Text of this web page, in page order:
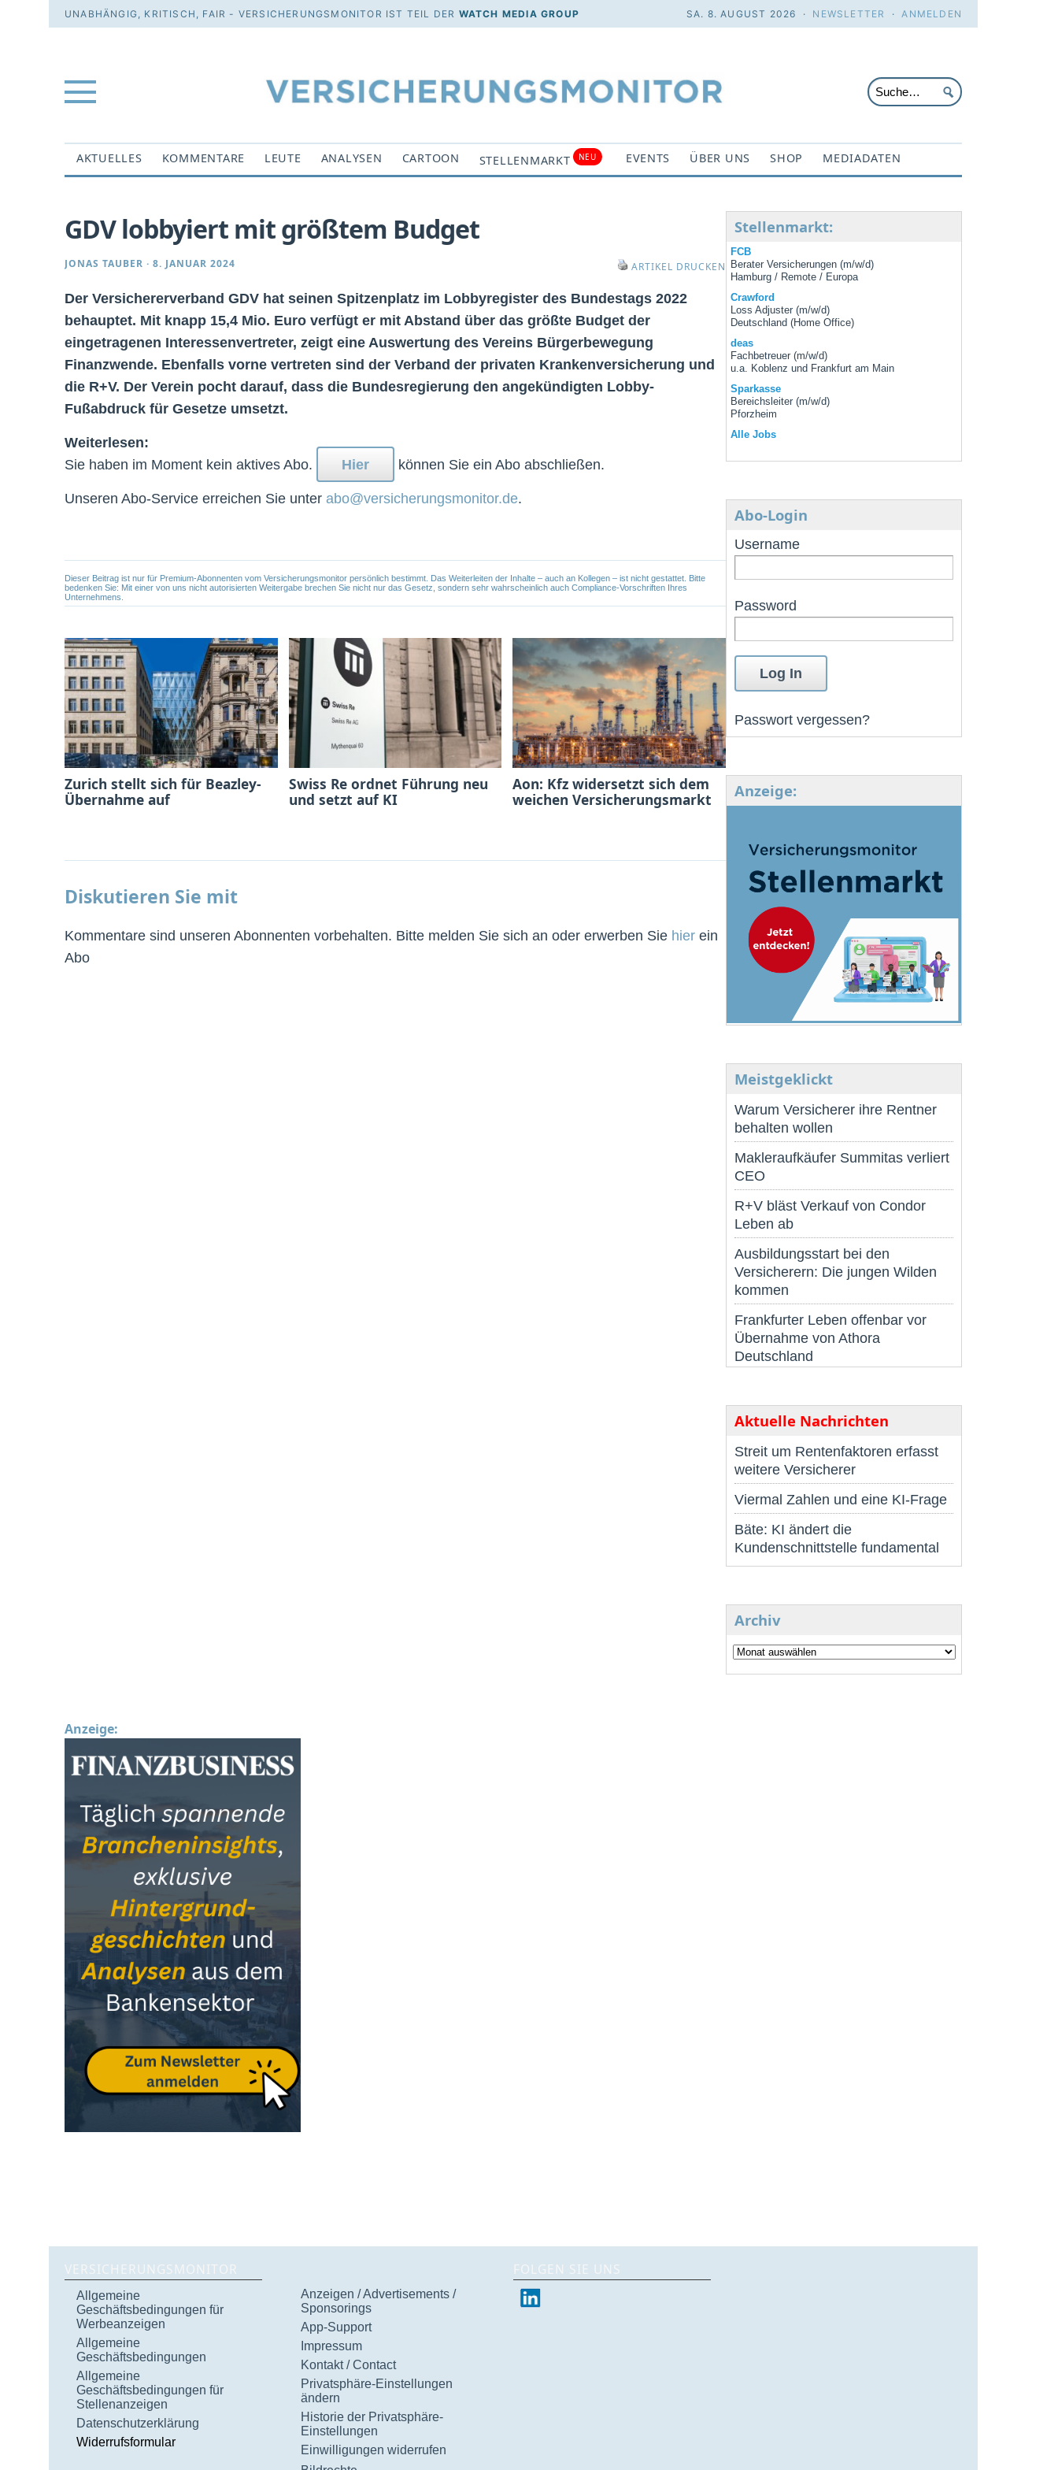
UNABHÄNGIG, KRITISCH, FAIR - VERSICHERUNGSMONITOR IST TEIL DER WATCH MEDIA GROUP SA. 8. AUGUST 2026 · NEWSLETTER ·ANMELDEN
AKTUELLES KOMMENTARE LEUTE ANALYSEN CARTOON STELLENMARKT NEU EVENTS ÜBER UNS SHOP MEDIADATEN
GDV lobbyiert mit größtem Budget
JONAS TAUBER · 8. JANUAR 2024 ARTIKEL DRUCKEN
Der Versichererverband GDV hat seinen Spitzenplatz im Lobbyregister des Bundestags 2022
behauptet. Mit knapp 15,4 Mio. Euro verfügt er mit Abstand über das größte Budget der
eingetragenen Interessenvertreter, zeigt eine Auswertung des Vereins Bürgerbewegung
Finanzwende. Ebenfalls vorne vertreten sind der Verband der privaten Krankenversicherung und
die R+V. Der Verein pocht darauf, dass die Bundesregierung den angekündigten Lobby-
Fußabdruck für Gesetze umsetzt.
Weiterlesen:
Sie haben im Moment kein aktives Abo.
Hier können Sie ein Abo abschließen.
Unseren Abo-Service erreichen Sie unter abo@versicherungsmonitor.de.
Dieser Beitrag ist nur für Premium-Abonnenten vom Versicherungsmonitor persönlich bestimmt. Das Weiterleiten der Inhalte – auch an Kollegen – ist nicht gestattet. Bitte
bedenken Sie: Mit einer von uns nicht autorisierten Weitergabe brechen Sie nicht nur das Gesetz, sondern sehr wahrscheinlich auch Compliance-Vorschriften Ihres
Unternehmens.
Zurich stellt sich für Beazley-
Übernahme auf
Swiss Re ordnet Führung neu
und setzt auf KI
Aon: Kfz widersetzt sich dem
weichen Versicherungsmarkt
Diskutieren Sie mit
Kommentare sind unseren Abonnenten vorbehalten. Bitte melden Sie sich an oder erwerben Sie hier ein
Abo
Stellenmarkt:
FCB
Berater Versicherungen (m/w/d)
Hamburg / Remote / Europa
Crawford
Loss Adjuster (m/w/d)
Deutschland (Home Office)
deas
Fachbetreuer (m/w/d)
u.a. Koblenz und Frankfurt am Main
Sparkasse
Bereichsleiter (m/w/d)
Pforzheim
Alle Jobs
Abo-Login
Username
Password
Passwort vergessen?
Anzeige:
Meistgeklickt
Warum Versicherer ihre Rentner
behalten wollen
Makleraufkäufer Summitas verliert
CEO
R+V bläst Verkauf von Condor
Leben ab
Ausbildungsstart bei den
Versicherern: Die jungen Wilden
kommen
Frankfurter Leben offenbar vor
Übernahme von Athora
Deutschland
Aktuelle Nachrichten
Streit um Rentenfaktoren erfasst
weitere Versicherer
Viermal Zahlen und eine KI-Frage
Bäte: KI ändert die
Kundenschnittstelle fundamental
Archiv
Anzeige:
VERSICHERUNGSMONITOR
Allgemeine
Geschäftsbedingungen für
Werbeanzeigen
Allgemeine
Geschäftsbedingungen
Allgemeine
Geschäftsbedingungen für
Stellenanzeigen
Datenschutzerklärung
Widerrufsformular
Anzeigen / Advertisements /
Sponsorings
App-Support
Impressum
Kontakt / Contact
Privatsphäre-Einstellungen
ändern
Historie der Privatsphäre-
Einstellungen
Einwilligungen widerrufen
FOLGEN SIE UNS